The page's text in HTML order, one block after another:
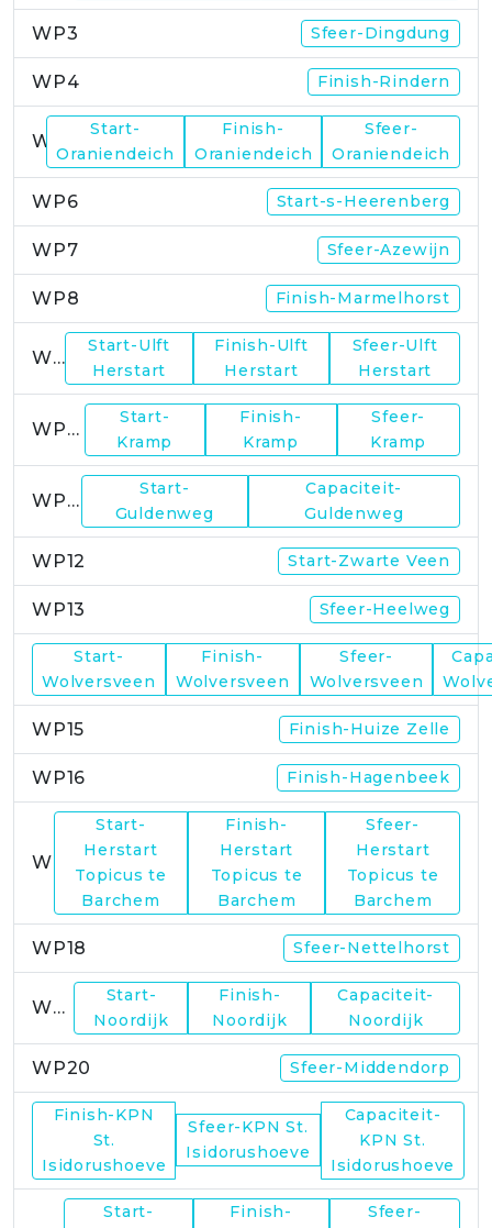
WP3 Sfeer-Dingdung
WP4 Finish-Rindern
Start-
Oraniendeich
Finish-
Oraniendeich
Sfeer-
Oraniendeich
WP6 Start-s-Heerenberg
WP7 Sfeer-Azewijn
WP8 Finish-Marmelhorst
WP9
Start-Ulft
Herstart
Finish-Ulft
Herstart
Sfeer-Ulft
Herstart
WP10
Start-
Kramp
Finish-
Kramp
Sfeer-
Kramp
WP11
Start-
Guldenweg
Capaciteit-
Guldenweg
WP12 Start-Zwarte Veen
WP13 Sfeer-Heelweg
Start-
Wolversveen
Finish-
Wolversveen
Sfeer-
Wolversveen
WP15 Finish-Huize Zelle
WP16 Finish-Hagenbeek
Start-
Herstart
Topicus te
Barchem
Finish-
Herstart
Topicus te
Barchem
Sfeer-
Herstart
Topicus te
Barchem
WP18 Sfeer-Nettelhorst
WP19
Start-
Noordijk
Finish-
Noordijk
Capaciteit-
Noordijk
WP20 Sfeer-Middendorp
Finish-KPN
St.
Isidorushoeve
Sfeer-KPN St.
Isidorushoeve
Capaciteit-
KPN St.
Isidorushoeve
Start-
Finish-
Sfeer-